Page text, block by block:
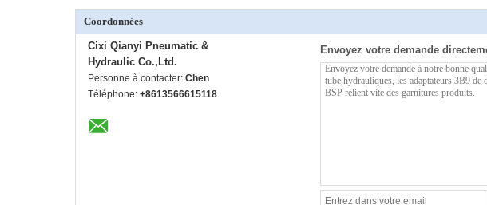
Coordonnées
Cixi Qianyi Pneumatic &
Hydraulic Co.,Ltd.
Personne à contacter: Chen
Téléphone: +8613566615118
Envoyez votre demande